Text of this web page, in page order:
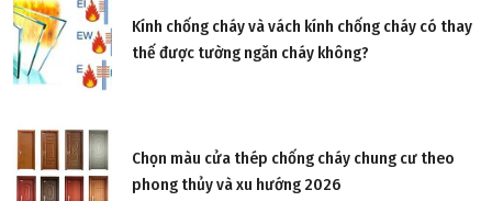
Kính chống cháy và vách kính chống cháy có thay
thế được tường ngăn cháy không?
Chọn màu cửa thép chống cháy chung cư theo
phong thủy và xu hướng 2026